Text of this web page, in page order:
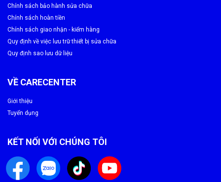
Kiểm tra lỗi hoàn toàn miễn phí
Xác định tình trạng cổ cáp
Vệ sinh – chuẩn bị máy ép
Test hiển thị và cảm ứng
Bàn giao + hướng dẫn kiểm tra
Chính sách bảo hành sửa chữa
Chính sách hoàn tiền
Chính sách giao nhận - kiểm hàng
Quy định về việc lưu trữ thiết bị sửa chữa
Quy định sao lưu dữ liệu
VỀ CARECENTER
Giới thiệu
Tuyển dụng
KẾT NỐI VỚI CHÚNG TÔI